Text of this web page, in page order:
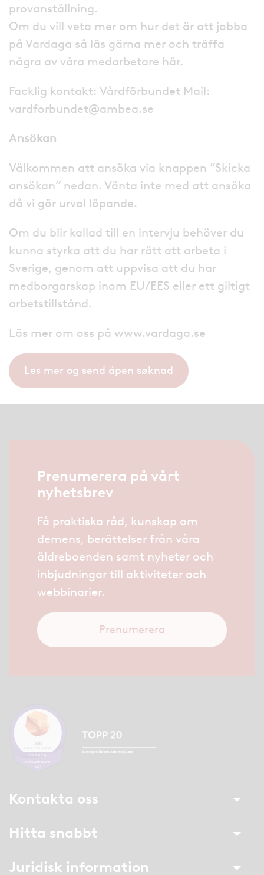
provanställning.
Om du vill veta mer om hur det är att jobba
på Vardaga så läs gärna mer och träffa
några av våra medarbetare här.
Facklig kontakt: Vårdförbundet Mail:
vardforbundet@ambea.se
Ansökan
Välkommen att ansöka via knappen ”Skicka
ansökan” nedan. Vänta inte med att ansöka
då vi gör urval löpande.
Om du blir kallad till en intervju behöver du
kunna styrka att du har rätt att arbeta i
Sverige, genom att uppvisa att du har
medborgarskap inom EU/EES eller ett giltigt
arbetstillstånd.
Läs mer om oss på www.vardaga.se
Les mer og send åpen søknad
Prenumerera på vårt
nyhetsbrev
Få praktiska råd, kunskap om
demens, berättelser från våra
äldreboenden samt nyheter och
inbjudningar till aktiviteter och
webbinarier.
Prenumerera
Kontakta oss
Hitta snabbt
Juridisk information